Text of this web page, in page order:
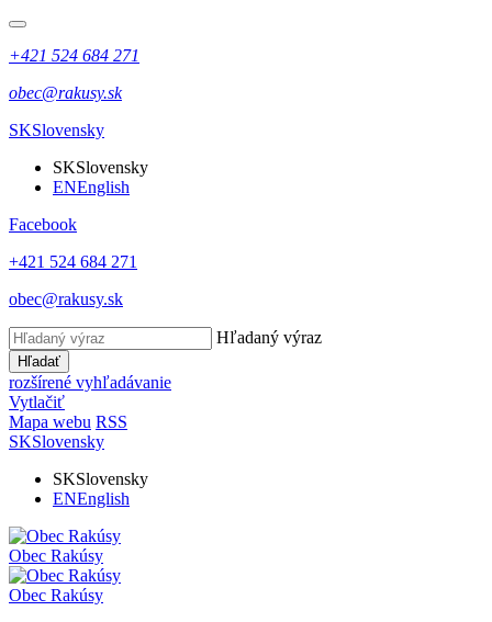
+421 524 684 271
obec@rakusy.sk
SKSlovensky
SKSlovensky
ENEnglish
Facebook
+421 524 684 271
obec@rakusy.sk
Hľadaný výraz
Hľadať
rozšírené vyhľadávanie
Vytlačiť
Mapa webu RSS
SKSlovensky
SKSlovensky
ENEnglish
Obec Rakúsy
Obec Rakúsy